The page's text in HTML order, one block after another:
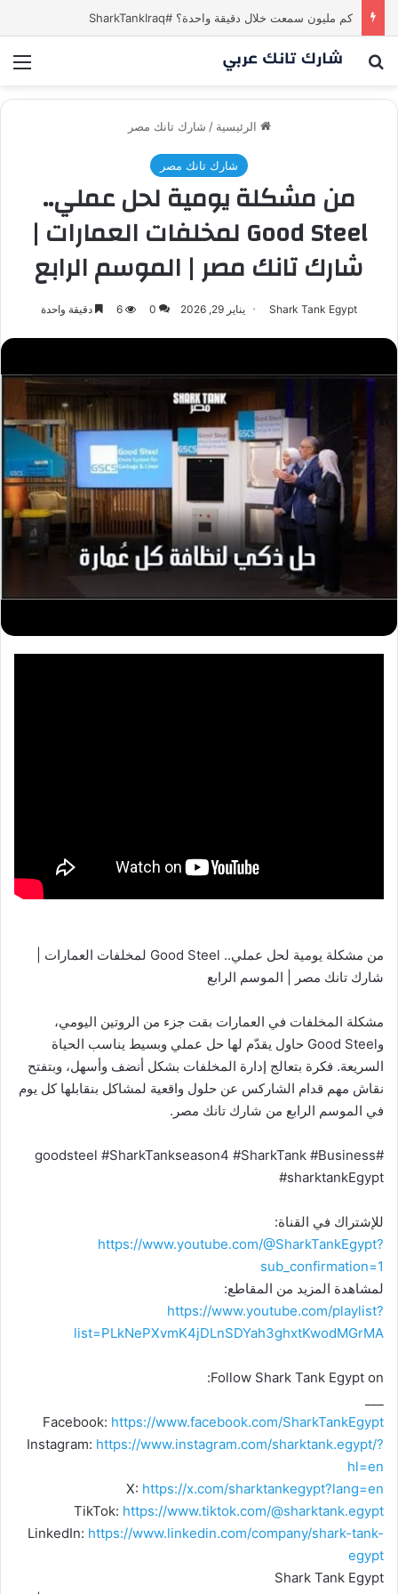
كم مليون سمعت خلال دقيقة واحدة؟ #SharkTankIraq
بحث عن
الرئيسية / شارك تانك مصر
شارك تانك مصر
من مشكلة يومية لحل عملي..
Good Steel لمخلفات العمارات |
شارك تانك مصر | الموسم الرابع
Shark Tank Egypt يناير 29, 2026 0
6 دقيقة واحدة
من مشكلة يومية لحل عملي.. Good Steel لمخلفات العمارات |
شارك تانك مصر | الموسم الرابع
مشكلة المخلفات في العمارات بقت جزء من الروتين اليومي،
وGood Steel حاول يقدّم لها حل عملي وبسيط يناسب الحياة
السريعة. فكرة بتعالج إدارة المخلفات بشكل أنضف وأسهل، وبتفتح
نقاش مهم قدام الشاركس عن حلول واقعية لمشاكل بنقابلها كل يوم
في الموسم الرابع من شارك تانك مصر.
#goodsteel #SharkTankseason4 #SharkTank #Business
#sharktankEgypt
للإشتراك في القناة:
https://www.youtube.com/@SharkTankEgypt?
sub_confirmation=1
لمشاهدة المزيد من المقاطع:
https://www.youtube.com/playlist?
list=PLkNePXvmK4jDLnSDYah3ghxtKwodMGrMA
Follow Shark Tank Egypt on:
Facebook: https://www.facebook.com/SharkTankEgypt
Instagram: https://www.instagram.com/sharktank.egypt/?
hl=en
X: https://x.com/sharktankegypt?lang=en
TikTok: https://www.tiktok.com/@sharktank.egypt
LinkedIn: https://www.linkedin.com/company/shark-tank-
egypt
Shark Tank Egypt